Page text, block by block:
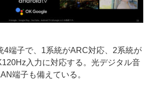
4端子で、1系統がARC対応、2系統が
入力に対応する。光デジタル音
端子も備えている。